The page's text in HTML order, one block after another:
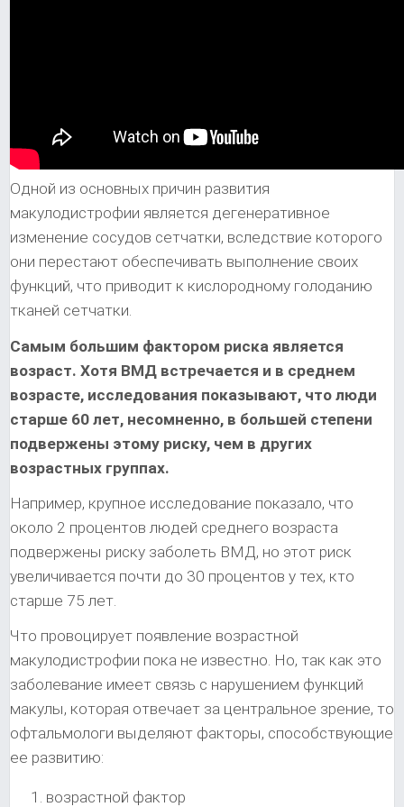
Одной из основных причин развития
макулодистрофии является дегенеративное
изменение сосудов сетчатки, вследствие которого
они перестают обеспечивать выполнение своих
функций, что приводит к кислородному голоданию
тканей сетчатки.
Самым большим фактором риска является
возраст. Хотя ВМД встречается и в среднем
возрасте, исследования показывают, что люди
старше 60 лет, несомненно, в большей степени
подвержены этому риску, чем в других
возрастных группах.
Например, крупное исследование показало, что
около 2 процентов людей среднего возраста
подвержены риску заболеть ВМД, но этот риск
увеличивается почти до 30 процентов у тех, кто
старше 75 лет.
Что провоцирует появление возрастной
макулодистрофии пока не известно. Но, так как это
заболевание имеет связь с нарушением функций
макулы, которая отвечает за центральное зрение, то
офтальмологи выделяют факторы, способствующие
ее развитию:
возрастной фактор